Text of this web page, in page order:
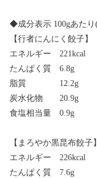
◆成分表示 100gあたり
【行者にんにく餃子】
エネルギー 221kcal
たんぱく質 6.8g
脂質 12.2g
炭水化物 20.9g
食塩相当量 0.9g
【まろやか黒昆布餃子】
エネルギー 226kcal
たんぱく質 7.6g